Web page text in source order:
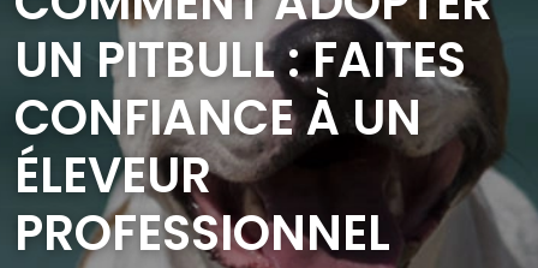
UN PITBULL : FAITES
CONFIANCE À UN
ÉLEVEUR
PROFESSIONNEL